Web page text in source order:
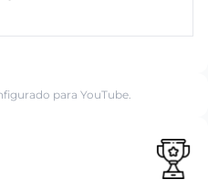
para YouTube.